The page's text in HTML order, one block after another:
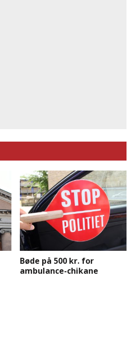
Bøde på 500 kr. for
ambulance-chikane